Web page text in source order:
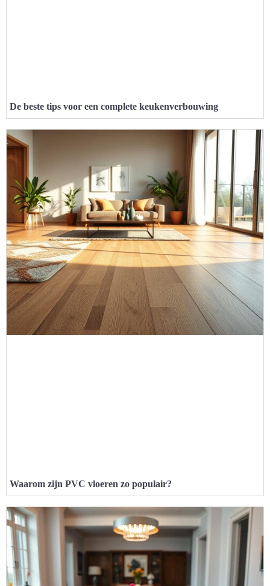
De beste tips voor een complete keukenverbouwing
Waarom zijn PVC vloeren zo populair?